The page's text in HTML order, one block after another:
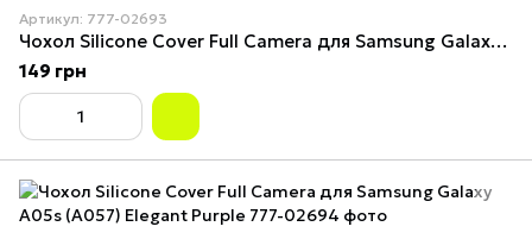
Артикул: 777-02693
Чохол Silicone Cover Full Camera для Samsung Galaxy A05s (A057) Purple
149 грн